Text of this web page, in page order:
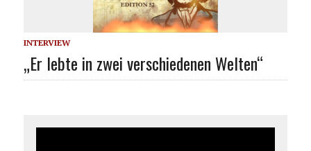
INTERVIEW
„Er lebte in zwei verschiedenen Welten“